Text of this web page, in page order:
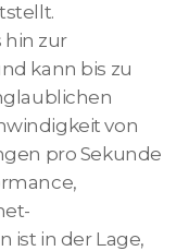
hin zur
kann bis zu
von
pro Sekunde
ist in der Lage,